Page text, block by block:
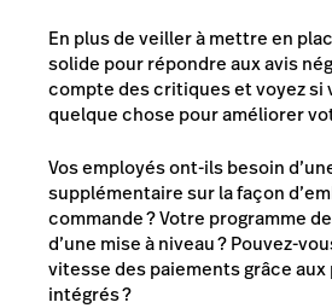
En plus de veiller à mettre en
solide pour répondre aux avis
compte des critiques et voyez si
quelque chose pour améliorer
Vos employés ont-ils besoin
supplémentaire sur la façon
commande ? Votre programme
d’une mise à niveau? Pouvez-
vitesse des paiements grâce aux
intégrés ?